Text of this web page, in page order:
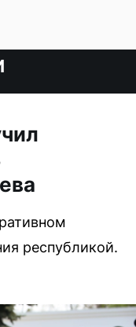
республикой.